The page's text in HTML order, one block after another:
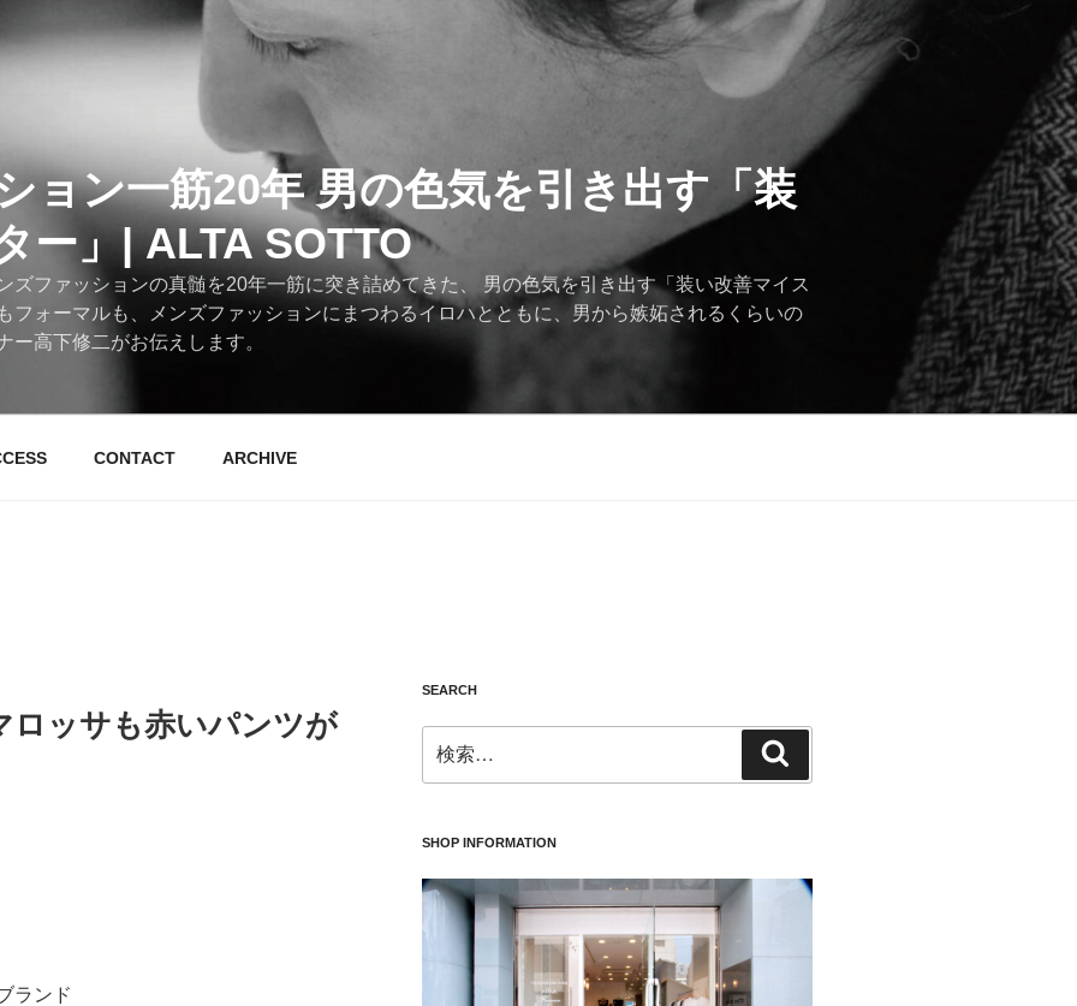
ョン一筋20年 男の色気を引き出す「装
ー」| ALTA SOTTO
ズファッションの真髄を20年一筋に突き詰めてきた、 男の色気を引き出す「装い改善マイス
フォーマルも、メンズファッションにまつわるイロハとともに、男から嫉妬されるくらいの
高下修二がお伝えします。
CONTACT ARCHIVE
ロッサも赤いパンツが
ランド
SEARCH
索:
索
SHOP INFORMATION